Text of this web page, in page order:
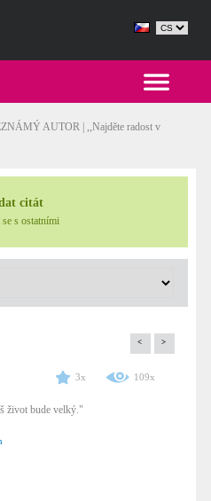
AUTOR | ,,Najděte radost v
citát
se s ostatními
< >
3x 109x
život bude velký."